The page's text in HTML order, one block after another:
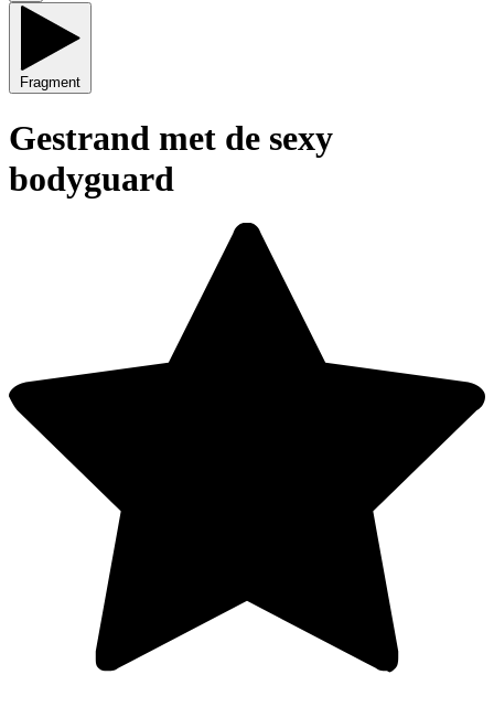
Fragment
Gestrand met de sexy
bodyguard